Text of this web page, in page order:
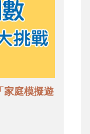
家庭模擬遊